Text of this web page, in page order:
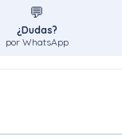
💬
¿Dudas?
por WhatsApp